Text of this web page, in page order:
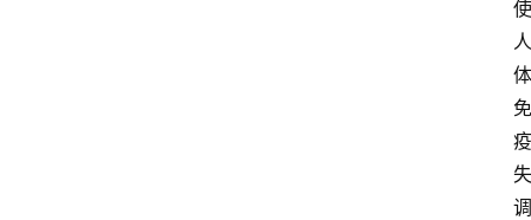
使
人
体
免
疫
失
调